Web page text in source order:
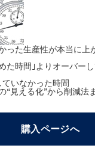
った生産性が本当に上
た時間｣よりオーバー
ていなかった時間
“見える化”から削減法
購入ページへ